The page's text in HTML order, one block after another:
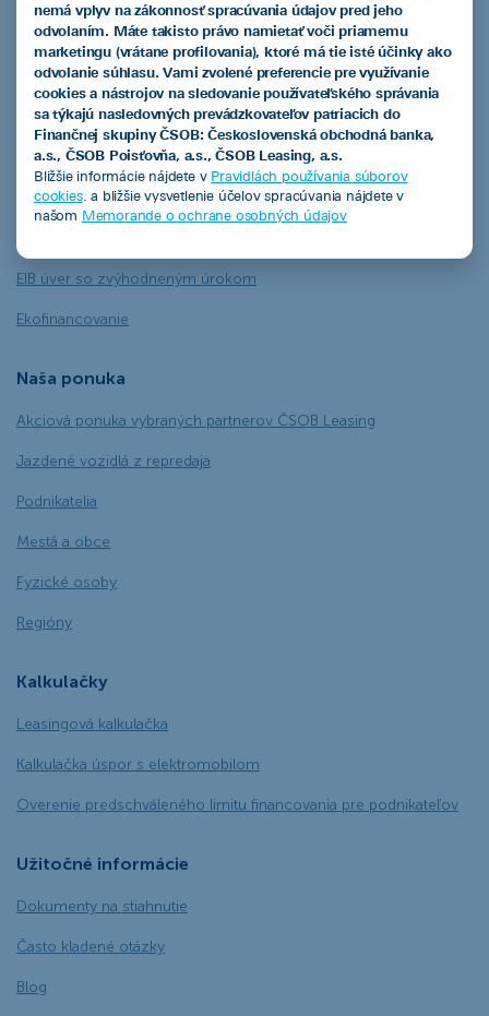
ČSOB Leasing a.s.
Produkty
Leasingový úver
Smart finančný leasing
EIB úver so zvýhodneným úrokom
Ekofinancovanie
Naša ponuka
Akciová ponuka vybraných partnerov ČSOB Leasing
Jazdené vozidlá z repredaja
Podnikatelia
Mestá a obce
Fyzické osoby
Regióny
Kalkulačky
Leasingová kalkulačka
Kalkulačka úspor s elektromobilom
Overenie predschváleného limitu financovania pre podnikateľov
Užitočné informácie
Dokumenty na stiahnutie
Často kladené otázky
Blog
nemá vplyv na zákonnosť spracúvania údajov pred jeho
odvolaním. Máte takisto právo namietať voči priamemu
marketingu (vrátane profilovania), ktoré má tie isté účinky ako
odvolanie súhlasu. Vami zvolené preferencie pre využívanie
cookies a nástrojov na sledovanie používateľského správania
sa týkajú nasledovných prevádzkovateľov patriacich do
Finančnej skupiny ČSOB: Československá obchodná banka,
a.s., ČSOB Poisťovňa, a.s., ČSOB Leasing, a.s.
Bližšie informácie nájdete v Pravidlách používania súborov
cookies. a bližšie vysvetlenie účelov spracúvania nájdete v
našom Memorande o ochrane osobných údajov